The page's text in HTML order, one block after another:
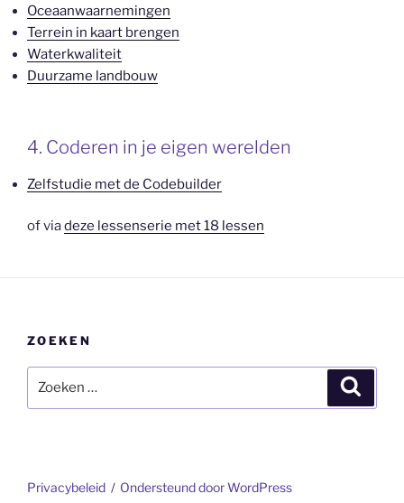
Oceaanwaarnemingen
Terrein in kaart brengen
Waterkwaliteit
Duurzame landbouw
4. Coderen in je eigen werelden
Zelfstudie met de Codebuilder
of viadeze lessenserie met 18 lessen
ZOEKEN
naar:
Privacybeleid Ondersteund door WordPress